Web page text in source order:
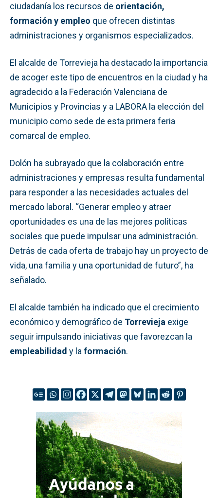
ciudadanía los recursos de orientación,
formación y empleo que ofrecen distintas
administraciones y organismos especializados.
El alcalde de Torrevieja ha destacado la importancia
de acoger este tipo de encuentros en la ciudad y ha
agradecido a la Federación Valenciana de
Municipios y Provincias y a LABORA la elección del
municipio como sede de esta primera feria
comarcal de empleo.
Dolón ha subrayado que la colaboración entre
administraciones y empresas resulta fundamental
para responder a las necesidades actuales del
mercado laboral. “Generar empleo y atraer
oportunidades es una de las mejores políticas
sociales que puede impulsar una administración.
Detrás de cada oferta de trabajo hay un proyecto de
vida, una familia y una oportunidad de futuro”, ha
señalado.
El alcalde también ha indicado que el crecimiento
económico y demográfico de Torrevieja exige
seguir impulsando iniciativas que favorezcan la
empleabilidad y la formación.